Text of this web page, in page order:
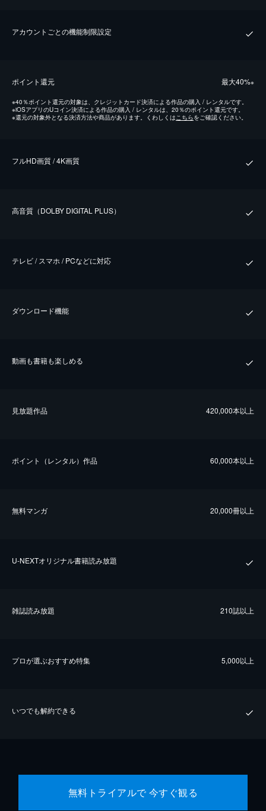
アカウントごとの機能制限設定
ポイント還元 最⼤40%※
※40％ポイント還元の対象は、クレジットカード決済による作品の購入 / レンタルです。
※iOSアプリのUコイン決済による作品の購入 / レンタルは、20％のポイント還元です。
※還元の対象外となる決済方法や商品があります。くわしくはこちらをご確認ください。
フルHD画質 / 4K画質
⾼⾳質（DOLBY DIGITAL PLUS）
テレビ / スマホ / PCなどに対応
ダウンロード機能
動画も書籍も楽しめる
⾒放題作品 420,000本以上
ポイント（レンタル）作品 60,000本以上
無料マンガ 20,000冊以上
U-NEXTオリジナル書籍読み放題
雑誌読み放題 210誌以上
プロが選ぶおすすめ特集 5,000以上
いつでも解約できる
無料トライアルで 今すぐ観る